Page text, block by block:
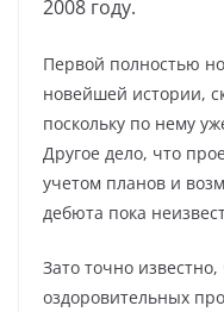
2008 году.
Первой полностью
новейшей истории,
поскольку по нему
Другое дело, что
учетом планов и
дебюта пока
Зато точно
оздоровительных